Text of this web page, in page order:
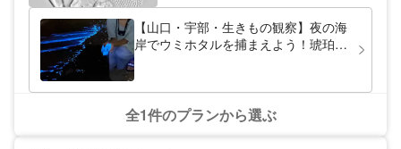
微細な世界を観察する企画もご用意！科学の
不思議な世界を体験してみたい、中学高校の
理科実験のような事をもう一度やってみたい
という方にぴったりです☆お1人様はもちろ
【山口・宇部・生きもの観察】夜の海
岸でウミホタルを捕まえよう！琥珀
全1件のプランから選ぶ